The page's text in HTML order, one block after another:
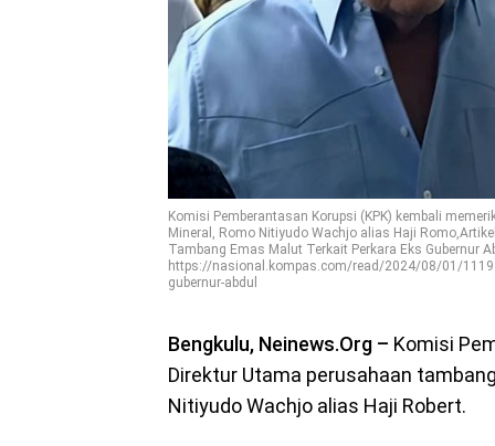
Komisi Pemberantasan Korupsi (KPK) kembali
Mineral, Romo Nitiyudo Wachjo alias Haji
Tambang Emas Malut Terkait Perkara Eks Gubernur
https://nasional.kompas.com/read/2024/08/01/
gubernur-abdul
Bengkulu, Neinews.Org – Komisi
Direktur Utama perusahaan
Nitiyudo Wachjo alias Haji Robert.